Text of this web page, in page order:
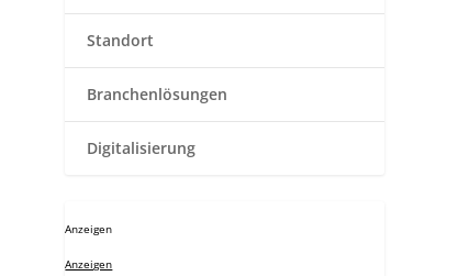
Standort
Branchenlösungen
Digitalisierung
Anzeigen
Anzeigen